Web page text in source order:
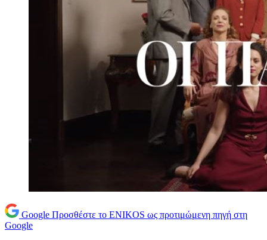
Google Προσθέστε το ENIKOS ως προτιμώμενη πηγή στη
Google